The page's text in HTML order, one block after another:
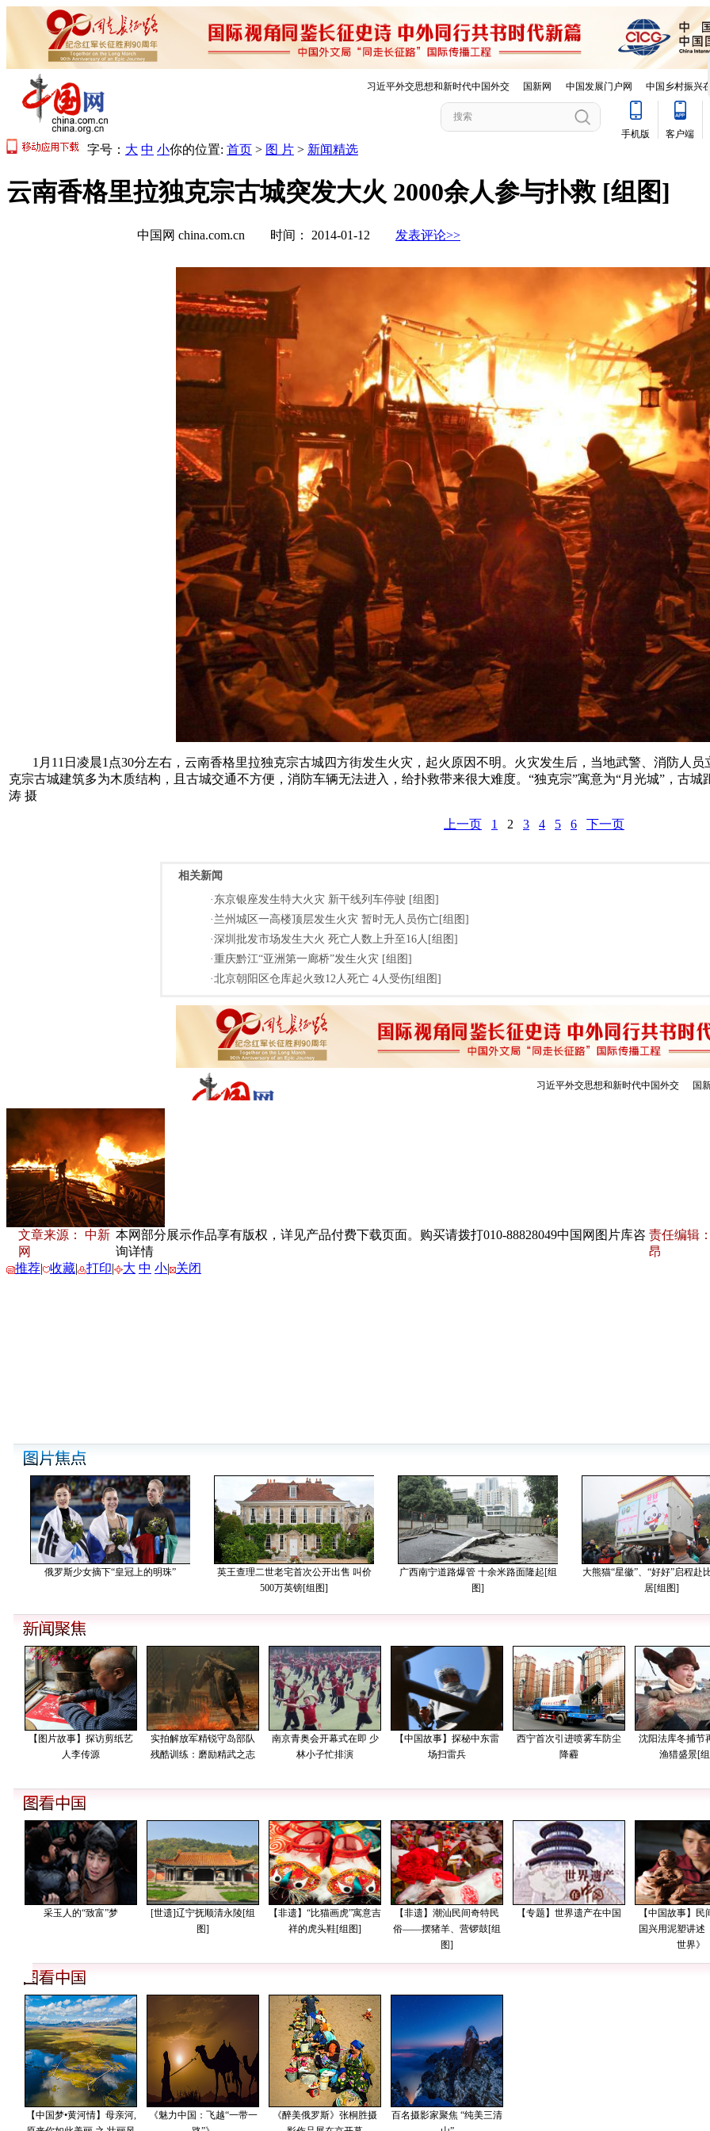
字号： 大 中 小你的位置: 首页 > 图 片 > 新闻精选
云南香格里拉独克宗古城突发大火 2000余人参与扑救 [组图]
中国网 china.com.cn 时间： 2014-01-12 发表评论>>
1月11日凌晨1点30分左右，云南香格里拉独克宗古城四方街发生火灾，起火原因不明。火灾发生后，当地武警、消防人
克宗古城建筑多为木质结构，且古城交通不方便，消防车辆无法进入，给扑救带来很大难度。“独克宗”寓意为“月光城”，古
涛 摄
上一页 1 2 3 4 5 6 下一页
相关新闻
·东京银座发生特大火灾 新干线列车停驶 [组图]
·兰州城区一高楼顶层发生火灾 暂时无人员伤亡[组图]
·深圳批发市场发生大火 死亡人数上升至16人[组图]
·重庆黔江“亚洲第一廊桥”发生火灾 [组图]
·北京朝阳区仓库起火致12人死亡 4人受伤[组图]
文章来源： 中新
网
本网部分展示作品享有版权，详见产品付费下载页面。购买请拨打010-88828049中国网图片库咨
询详情
责任编辑
昂
推荐| 收藏| 打印| 大 中 小| 关闭